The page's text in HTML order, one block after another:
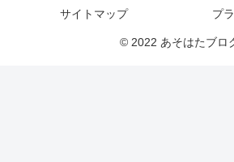
サイトマップ プ
© 2022 あそはたブロ